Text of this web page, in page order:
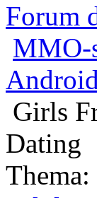
Forum
MMO-
Girls
Dating
Thema: